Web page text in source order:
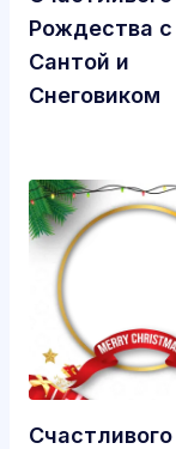
Рождества с
Сантой и
Снеговиком
Счастливого